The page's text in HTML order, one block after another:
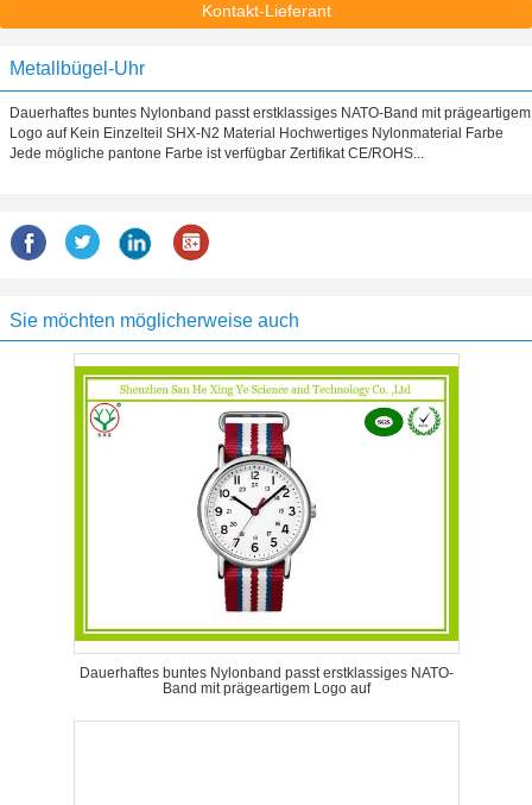
Kontakt-Lieferant
Metallbügel-Uhr
Dauerhaftes buntes Nylonband passt erstklassiges NATO-Band mit prägeartigem
Logo auf Kein Einzelteil SHX-N2 Material Hochwertiges Nylonmaterial Farbe
Jede mögliche pantone Farbe ist verfügbar Zertifikat CE/ROHS...
Sie möchten möglicherweise auch
Dauerhaftes buntes Nylonband passt erstklassiges NATO-
Band mit prägeartigem Logo auf